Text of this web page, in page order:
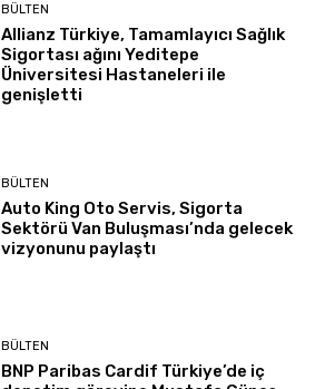
BÜLTEN
Allianz Türkiye, Tamamlayıcı Sağlık
Sigortası ağını Yeditepe
Üniversitesi Hastaneleri ile
genişletti
BÜLTEN
Auto King Oto Servis, Sigorta
Sektörü Van Buluşması’nda gelecek
vizyonunu paylaştı
BÜLTEN
BNP Paribas Cardif Türkiye’de iç